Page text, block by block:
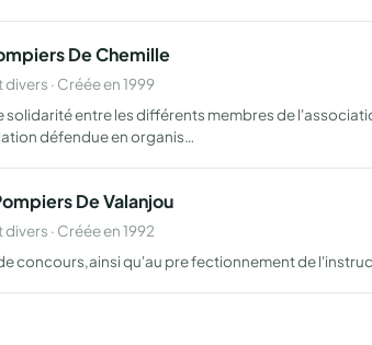
De Chemille
· Créée en 1999
solidarité entre les différents membres de
défendue en organis…
De Valanjou
· Créée en 1992
concours,ainsi qu'au pre fectionnement de